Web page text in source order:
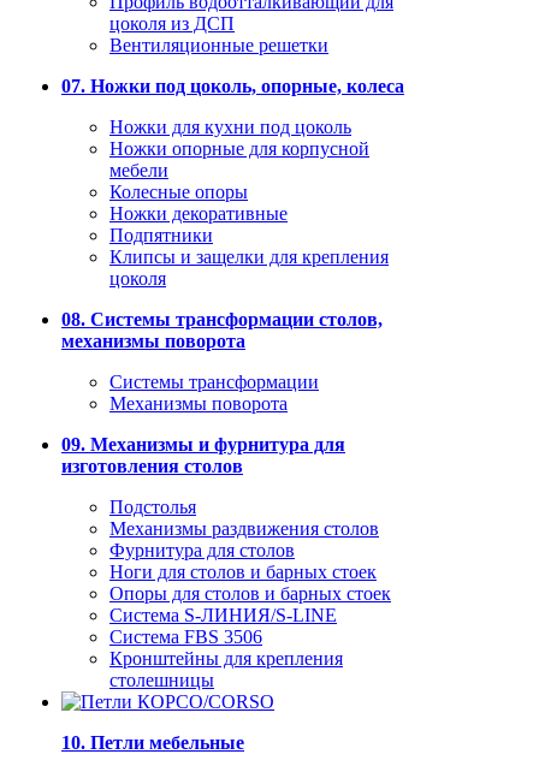
цоколя из ДСП
Вентиляционные решетки
07. Ножки под цоколь, опорные, колеса
Ножки для кухни под цоколь
Ножки опорные для корпусной
мебели
Колесные опоры
Ножки декоративные
Подпятники
Клипсы и защелки для крепления
цоколя
08. Системы трансформации столов,
механизмы поворота
Системы трансформации
Механизмы поворота
09. Механизмы и фурнитура для
изготовления столов
Подстолья
Механизмы раздвижения столов
Фурнитура для столов
Ноги для столов и барных стоек
Опоры для столов и барных стоек
Система S-ЛИНИЯ/S-LINE
Система FBS 3506
Кронштейны для крепления
столешницы
10. Петли мебельные